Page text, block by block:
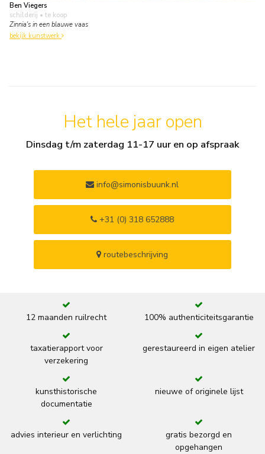
Ben Viegers
schilderij • te koop
Zinnia's in een blauwe vaas
bekijk kunstwerk
Het hele jaar open
Dinsdag t/m zaterdag 11-17 uur en op afspraak
info@simonisbuunk.nl
+31 (0) 318 652888
routebeschrijving
12 maanden ruilrecht 100% authenticiteitsgarantie
taxatierapport voor
verzekering
gerestaureerd in eigen atelier
kunsthistorische
documentatie
nieuwe of originele lijst
advies interieur en verlichting
gratis bezorgd en
opgehangen